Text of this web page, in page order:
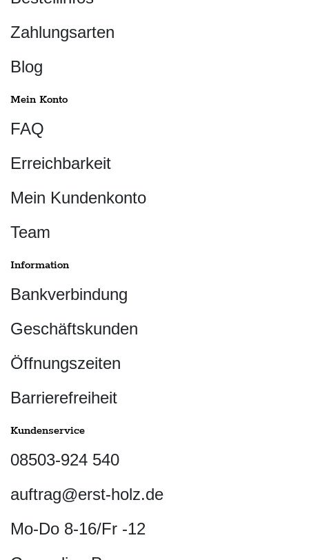
Zahlungsarten
Blog
Mein Konto
FAQ
Erreichbarkeit
Mein Kundenkonto
Team
Information
Bankverbindung
Geschäftskunden
Öffnungszeiten
Barrierefreiheit
Kundenservice
08503-924 540
auftrag@erst-holz.de
Mo-Do 8-16/Fr -12